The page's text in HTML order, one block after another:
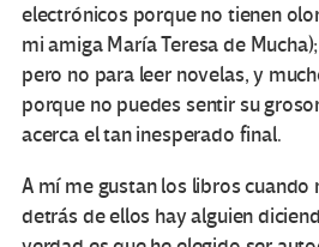
electrónicos porque no tienen
mi amiga María Teresa de
pero no para leer novelas, y
porque no puedes sentir su
acerca el tan inesperado final.
A mí me gustan los libros cuando
detrás de ellos hay alguien